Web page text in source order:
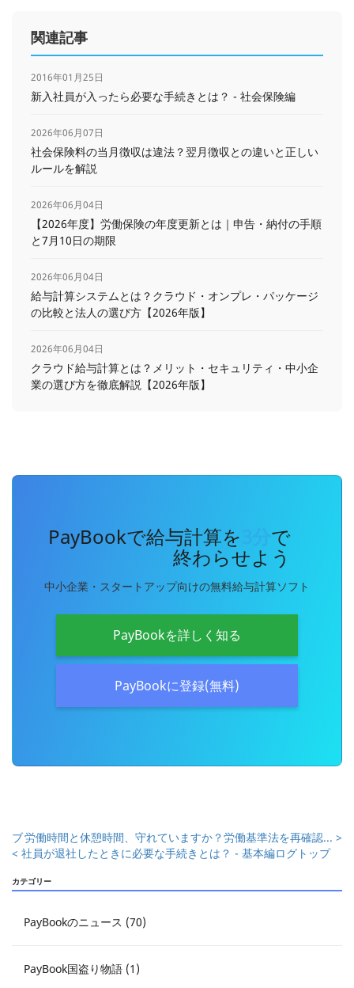
関連記事
2016年01月25日
新入社員が入ったら必要な手続きとは？ - 社会保険編
2026年06月07日
社会保険料の当月徴収は違法？翌月徴収との違いと正しい
ルールを解説
2026年06月04日
【2026年度】労働保険の年度更新とは｜申告・納付の手順
と7月10日の期限
2026年06月04日
給与計算システムとは？クラウド・オンプレ・パッケージ
の比較と法人の選び方【2026年版】
2026年06月04日
クラウド給与計算とは？メリット・セキュリティ・中小企
業の選び方を徹底解説【2026年版】
PayBookで給与計算を で
終わらせよう
中小企業・スタートアップ向けの無料給与計算ソフト
PayBookを詳しく知る
PayBookに登録(無料)
労働時間と休憩時間、守れていますか？労働基準法を再確認... >
ブ
ログトップ
< 社員が退社したときに必要な手続きとは？ - 基本編
カテゴリー
PayBookのニュース (70)
PayBook国盗り物語 (1)